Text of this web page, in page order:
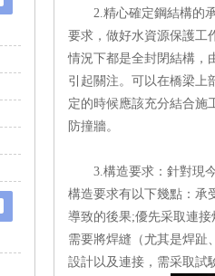
2.精心確定鋼結構的承重
要求，做好水資源保護
情況下都是全封閉結構
引起關注。可以在橋梁
定的時候應該充分結合施
防撞牆。
3.構造要求：針對現
構造要求有以下幾點：承
導致的後果;優先采取連接
需要將焊縫（尤其是焊趾
設計以及連接，需采取